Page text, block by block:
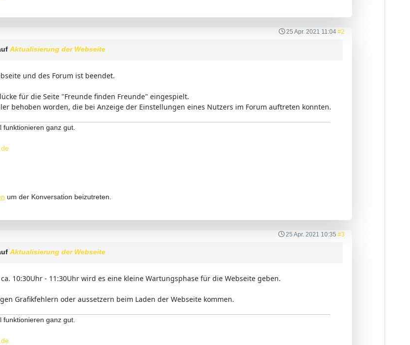
25 Apr. 2021 11:04 #2
Aktualisierung der Webseite
und des Forum ist beendet.
für die Seite "Freunde finden Freunde" eingespielt.
behoben worden, die bei Anzeige der Einstellungen eines Nutzers im Forum auftreten konnten.
funktionieren ganz gut.
um der Konversation beizutreten.
25 Apr. 2021 10:35 #3
Aktualisierung der Webseite
10:30Uhr - 11:30Uhr wird es eine kleine Wartungsphase für die Webseite geben.
Grafikfehlern oder aussetzern beim Laden der Webseite kommen.
funktionieren ganz gut.